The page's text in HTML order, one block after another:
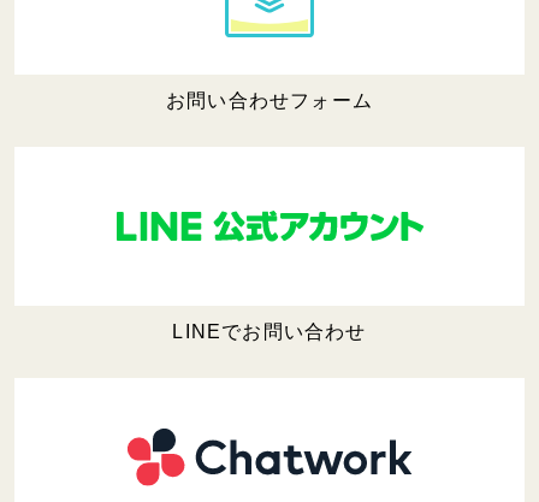
お問い合わせフォーム
LINEでお問い合わせ